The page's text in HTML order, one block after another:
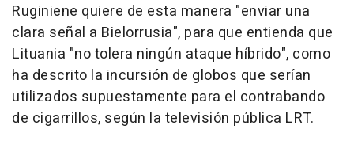
Ruginiene quiere de esta manera "enviar una
clara señal a Bielorrusia", para que entienda que
Lituania "no tolera ningún ataque híbrido", como
ha descrito la incursión de globos que serían
utilizados supuestamente para el contrabando
de cigarrillos, según la televisión pública LRT.